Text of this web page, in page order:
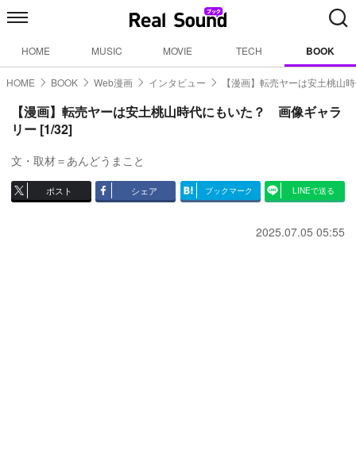
HOME MUSIC MOVIE TECH BOOK
HOME BOOK Web漫画 インタビュー 【漫画】転売ヤーは安土桃山
【漫画】転売ヤーは安土桃山時代にもいた？ 画像ギャラ
リー [1/32]
文・取材＝あんどうまこと
ポスト シェア ブックマーク LINEで送る
2025.07.05 05:55